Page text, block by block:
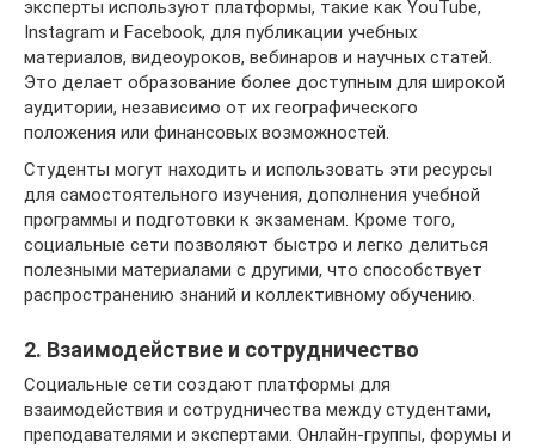
эксперты используют платформы, такие как YouTube,
Instagram и Facebook, для публикации учебных
материалов, видеоуроков, вебинаров и научных статей.
Это делает образование более доступным для широкой
аудитории, независимо от их географического
положения или финансовых возможностей.
Студенты могут находить и использовать эти ресурсы
для самостоятельного изучения, дополнения учебной
программы и подготовки к экзаменам. Кроме того,
социальные сети позволяют быстро и легко делиться
полезными материалами с другими, что способствует
распространению знаний и коллективному обучению.
2. Взаимодействие и сотрудничество
Социальные сети создают платформы для
взаимодействия и сотрудничества между студентами,
преподавателями и экспертами. Онлайн-группы, форумы и